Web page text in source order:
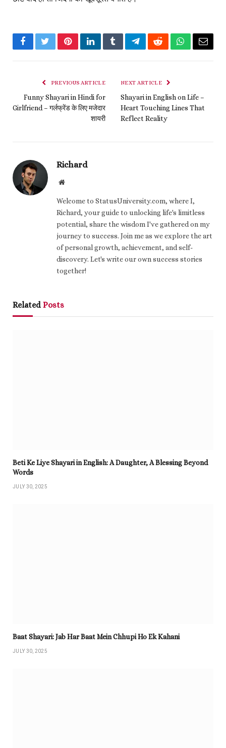
FacebookTwitterPinterestLinkedInTumblrTelegramRedditWhatsApp
Email
PREVIOUS ARTICLE
Funny Shayari in Hindi for
Girlfriend – गर्लफ्रेंड के लिए मजेदार
शायरी
NEXT ARTICLE
Shayari in English on Life –
Heart Touching Lines That
Reflect Reality
Richard
Website
Welcome to StatusUniversity.com, where I,
Richard, your guide to unlocking life's limitless
potential, share the wisdom I've gathered on my
journey to success. Join me as we explore the art
of personal growth, achievement, and self-
discovery. Let's write our own success stories
together!
Related Posts
Beti Ke Liye Shayari in English: A Daughter, A Blessing Beyond
Words
JULY 30, 2025
Baat Shayari: Jab Har Baat Mein Chhupi Ho Ek Kahani
JULY 30, 2025